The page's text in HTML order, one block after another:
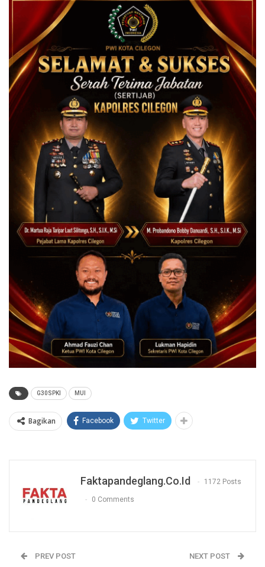
G30SPKI MUI
Bagikan Facebook Twitter
Faktapandeglang.co.id 1172 Posts
0 Comments
PREV POST NEXT POST